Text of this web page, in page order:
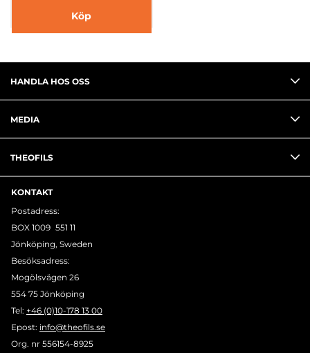
Köp
HANDLA HOS OSS
MEDIA
THEOFILS
KONTAKT
Postadress:
BOX 1009 551 11
Jönköping, Sweden
Besöksadress:
Mogölsvägen 26
554 75 Jönköping
Tel: +46 (0)10-178 13 00
Epost: info@theofils.se
Org. nr 556154-8925